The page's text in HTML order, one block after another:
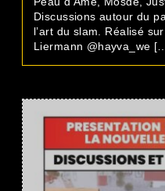
Discussions autour du
l’art du slam. Réalisé
Liermann @hayva_we